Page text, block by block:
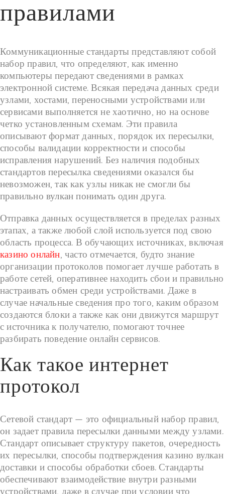
правилами
Коммуникационные стандарты представляют собой
набор правил, что определяют, как именно
компьютеры передают сведениями в рамках
электронной системе. Всякая передача данных среди
узлами, хостами, переносными устройствами или
сервисами выполняется не хаотично, но на основе
четко установленным схемам. Эти правила
описывают формат данных, порядок их пересылки,
способы валидации корректности и способы
исправления нарушений. Без наличия подобных
стандартов пересылка сведениями оказался бы
невозможен, так как узлы никак не смогли бы
правильно вулкан понимать один друга.
Отправка данных осуществляется в пределах разных
этапах, а также любой слой используется под свою
область процесса. В обучающих источниках, включая
казино онлайн, часто отмечается, будто знание
организации протоколов помогает лучше работать в
работе сетей, оперативнее находить сбои и правильно
настраивать обмен среди устройствами. Даже в
случае начальные сведения про того, каким образом
создаются блоки а также как они движутся маршрут
с источника к получателю, помогают точнее
разбирать поведение онлайн сервисов.
Как такое интернет
протокол
Сетевой стандарт — это официальный набор правил,
он задает правила пересылки данными между узлами.
Стандарт описывает структуру пакетов, очередность
их пересылки, способы подтверждения казино вулкан
доставки и способы обработки сбоев. Стандарты
обеспечивают взаимодействие внутри разными
устройствами, даже в случае при условии что